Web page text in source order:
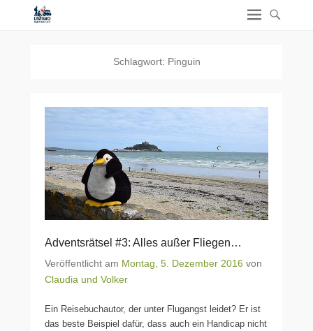
Schlagwort: Pinguin
Adventsrätsel #3: Alles außer Fliegen…
Veröffentlicht am Montag, 5. Dezember 2016 von
Claudia und Volker
Ein Reisebuchautor, der unter Flugangst leidet? Er ist
das beste Beispiel dafür, dass auch ein Handicap nicht